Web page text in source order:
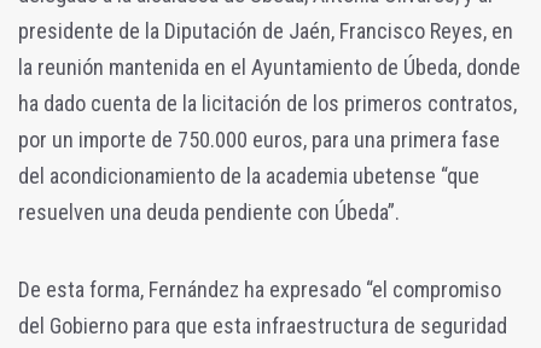
presidente de la Diputación de Jaén, Francisco Reyes, en
la reunión mantenida en el Ayuntamiento de Úbeda, donde
ha dado cuenta de la licitación de los primeros contratos,
por un importe de 750.000 euros, para una primera fase
del acondicionamiento de la academia ubetense “que
resuelven una deuda pendiente con Úbeda”.
De esta forma, Fernández ha expresado “el compromiso
del Gobierno para que esta infraestructura de seguridad